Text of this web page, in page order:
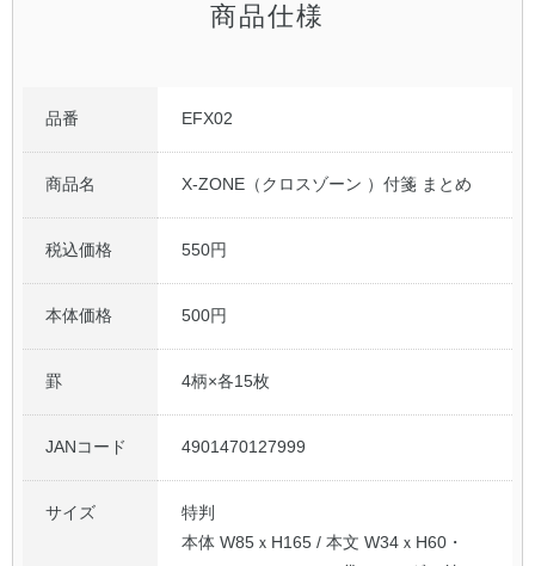
商品仕様
品番 EFX02
商品名 X-ZONE（クロスゾーン ）付箋 まとめ
税込価格 550円
本体価格 500円
罫 4柄×各15枚
JANコード 4901470127999
サイズ
特判
本体 W85ｘH165 / 本文 W34ｘH60・